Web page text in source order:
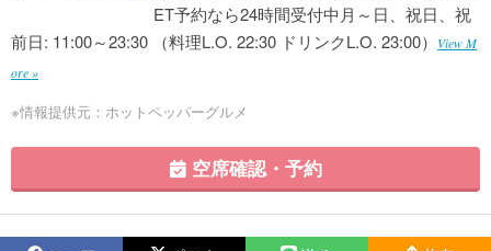
ET予約なら24時間受付中月～日、祝日、祝
前日: 11:00～23:30 （料理L.O. 22:30 ドリンクL.O. 23:00）
View M
ore »
※情報提供元：ホットペッパーグルメ
空席確認・予約